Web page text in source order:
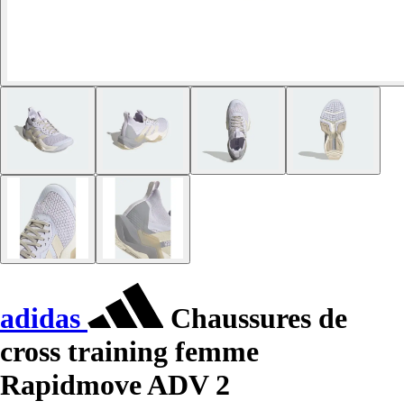
adidas
Chaussures de
cross training femme
Rapidmove ADV 2